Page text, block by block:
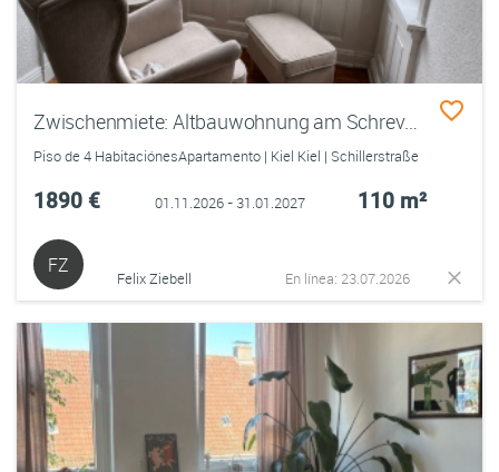
Zwischenmiete: Altbauwohnung am Schrevenpark - Nov. 26 - Jan. 27
Piso de 4 HabitaciónesApartamento | Kiel Kiel | Schillerstraße
1890 € 01.11.2026 - 31.01.2027 110 m²
FZ
Felix Ziebell En línea: 23.07.2026